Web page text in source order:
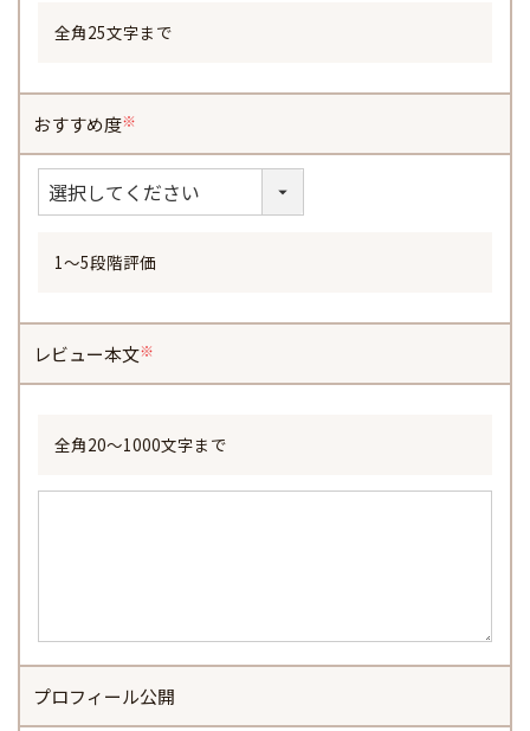
全角25文字まで
おすすめ度
須)
1～5段階評価
レビュー本文
全角20～1000文字まで
プロフィール公開